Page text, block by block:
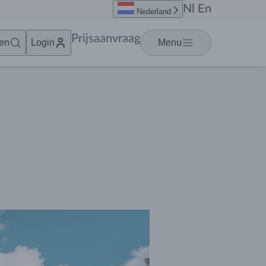
Login Prijsaanvraag Menu
Nederland Nl En